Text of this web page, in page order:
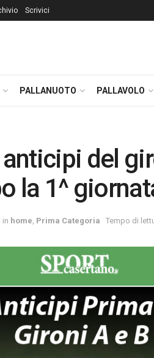
Scrivici
PALLANUOTO PALLAVOLO
del
la 1^
in home Prima Categoria Tempo di